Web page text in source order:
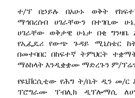
ተ/ፕ በኃይሉ በአሁኑ ወቅት
ማኅበረሰብ ሀገራቸውን በተገቢው
ሀገራቸው ወቅታዊ ሁኔታ በቂ ግንዛቤ
የኢፌዴሪ የውጭ ጉዳይ ሚኒስቴር
በመተባበር በከፍተኛ ትምህርት
ማዕከላት እንዲቋቋሙ ማድረጉን ም/
የዩኒቨርሲቲው የሕግ ት/ቤት ዲን መ/ር
ፕሮግራሙ ፐብሊክ ዲፕሎማሲ